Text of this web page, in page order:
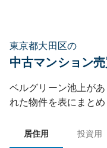
東京都大田区の
中古マンション売
ベルグリーン池上があ
れた物件を表にまとめ
居住用 投資用